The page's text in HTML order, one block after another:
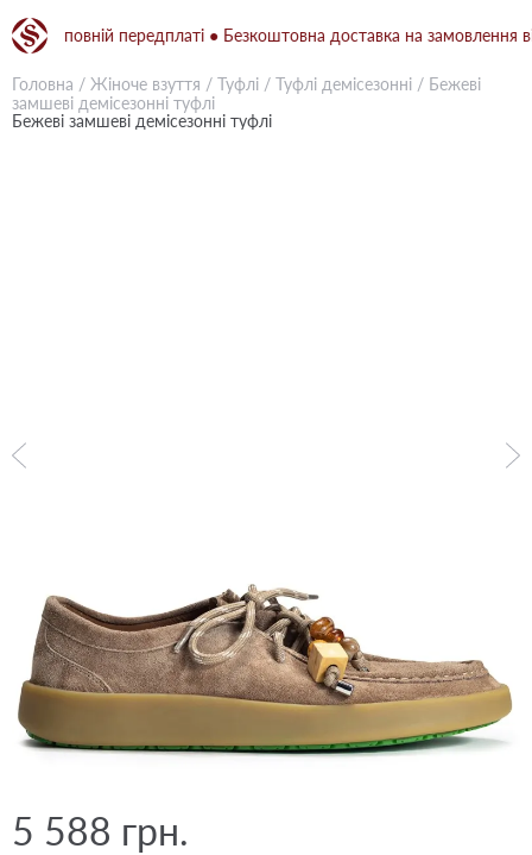
повній передплаті ● Безкоштовна доставка на замовлення від
Головна / Жіноче взуття / Туфлі / Туфлі демісезонні / Бежевi
замшеві демісезонні туфлі
Бежевi замшеві демісезонні туфлі
5 588 грн.